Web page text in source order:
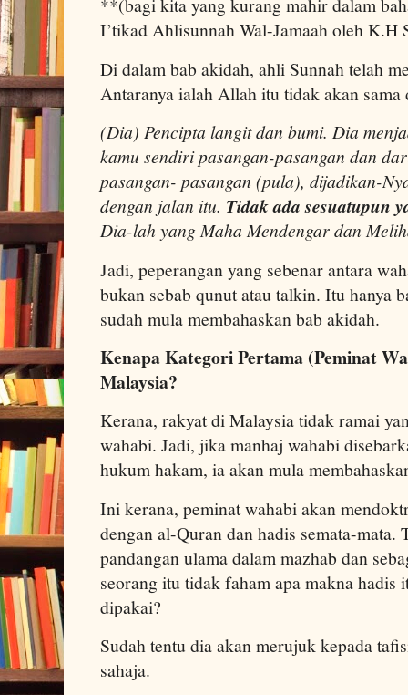
**(bagi kita yang kurang mahir dalam
I’tikad Ahlisunnah Wal-Jamaah oleh K.H
Di dalam bab akidah, ahli Sunnah telah
Antaranya ialah Allah itu tidak akan sama
(Dia) Pencipta langit dan bumi. Dia
kamu sendiri pasangan-pasangan dan
pasangan- pasangan (pula), dijadikan-
dengan jalan itu. Tidakada sesuatupun
Dia-lah yang Maha Mendengar dan
Jadi, peperangan yang sebenar antara
bukan sebab qunut atau talkin. Itu hanya
sudah mula membahaskan bab akidah.
Kenapa Kategori Pertama (Peminat
Malaysia?
Kerana, rakyat di Malaysia tidak ramai
wahabi. Jadi, jika manhaj wahabi
hukum hakam, ia akan mula
Ini kerana, peminat wahabi akan
dengan al-Quran dan hadis semata-mata.
pandangan ulama dalam mazhab dan
seorang itu tidak faham apa makna hadis
dipakai?
Sudah tentu dia akan merujuk kepada
sahaja.